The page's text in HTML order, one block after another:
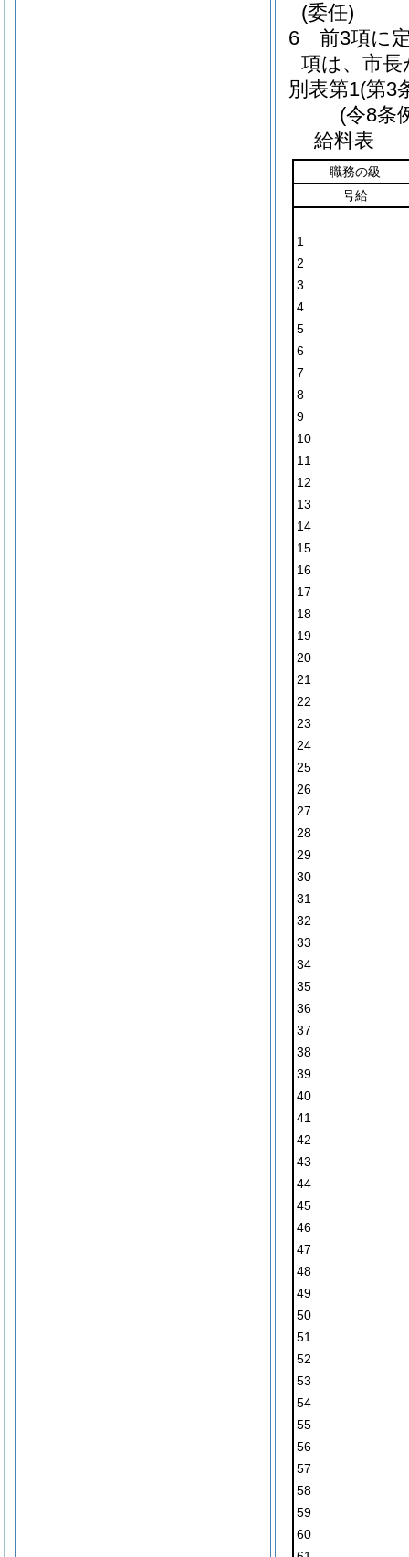
(委任)
6
前3項に
項は、市
別表第1(第3
(令8条
給料表
職務の級
号給
1
2
3
4
5
6
7
8
9
10
11
12
13
14
15
16
17
18
19
20
21
22
23
24
25
26
27
28
29
30
31
32
33
34
35
36
37
38
39
40
41
42
43
44
45
46
47
48
49
50
51
52
53
54
55
56
57
58
59
60